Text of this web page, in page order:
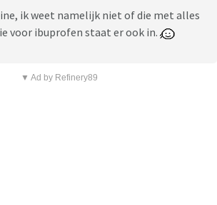
ik weet namelijk niet of die met alles
voor ibuprofen staat er ook in.
▼ Ad by Refinery89